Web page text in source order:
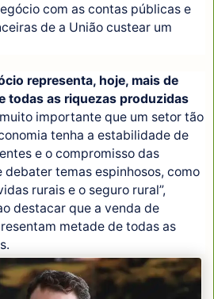
com as contas públicas e
de a União custear um
representa, hoje, mais de
todas as riquezas produzidas
muito importante que um setor tão
tenha a estabilidade de
e o compromisso das
temas espinhosos, como
rurais e o seguro rural”,
destacar que a venda de
metade de todas as